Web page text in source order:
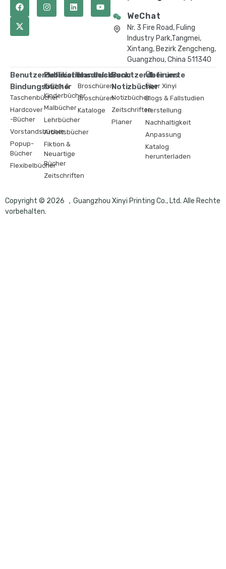
WeChat
Nr. 3 Fire Road, Fuling
Industry Park,Tangmei,
Xintang, Bezirk Zengcheng,
Guangzhou, China 511340
Benutzerdefinierte
Bindungsbücher
Taschenbücher
Hardcover
-Bücher
Vorstandsbücher
Popup-
Bücher
Flexibelbücher
Publikationsdruck
Kinder &
Kinderbücher
Malbücher
Lehrbücher
Arbeitsbücher
Fiktion &
Neuartige
Bücher
Zeitschriften
Handelsdruck
Broschüren
Broschüren
Kataloge
Benutzerdefinierte
Notizbücher
Notizbücher
Zeitschriften
Planer
Über uns
Über Xinyi
Blogs & Fallstudien
Herstellung
Nachhaltigkeit
Anpassung
Katalog
herunterladen
Copyright © 2026 ，Guangzhou Xinyi Printing Co., Ltd. Alle Rechte
vorbehalten.